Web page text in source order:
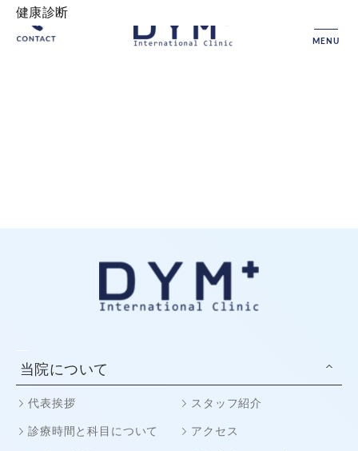
MENU
健康診断
当院について
代表挨拶 スタッフ紹介
診療時間と科目について アクセス